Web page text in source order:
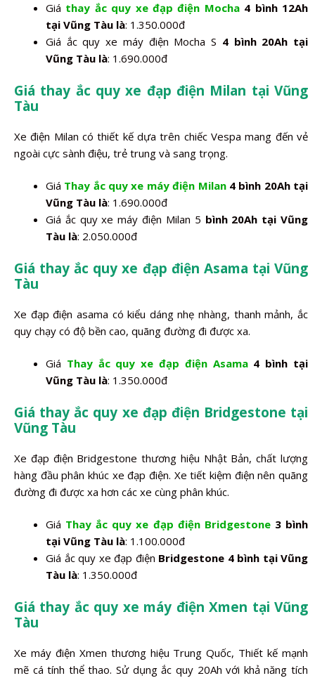
Giá thay ắc quy xe đạp điện Mocha4 bình 12Ah
tại Vũng Tàu là: 1.350.000đ
Giá ắc quy xe máy điện Mocha S 4 bình 20Ah tại
Vũng Tàu là: 1.690.000đ
Giá thay ắc quy xe đạp điện Milan tại Vũng
Tàu
Xe điện Milan có thiết kế dựa trên chiếc Vespa mang đến vẻ
ngoài cực sành điệu, trẻ trung và sang trọng.
Giá Thay ắc quy xe máy điện Milan4 bình 20Ah tại
Vũng Tàu là: 1.690.000đ
Giá ắc quy xe máy điện Milan 5 bình 20Ah tại Vũng
Tàu là: 2.050.000đ
Giá thay ắc quy xe đạp điện Asama tại Vũng
Tàu
Xe đạp điện asama có kiểu dáng nhẹ nhàng, thanh mảnh, ắc
quy chạy có độ bền cao, quãng đường đi được xa.
Giá Thay ắc quy xe đạp điện Asama4 bình tại
Vũng Tàu là: 1.350.000đ
Giá thay ắc quy xe đạp điện Bridgestone tại
Vũng Tàu
Xe đạp điện Bridgestone thương hiệu Nhật Bản, chất lượng
hàng đầu phân khúc xe đạp điện. Xe tiết kiệm điện nên quãng
đường đi được xa hơn các xe cùng phân khúc.
Giá Thay ắc quy xe đạp điện Bridgestone 3 bình
tại Vũng Tàu là: 1.100.000đ
Giá ắc quy xe đạp điện Bridgestone 4 bình tại Vũng
Tàu là: 1.350.000đ
Giá thay ắc quy xe máy điện Xmen tại Vũng
Tàu
Xe máy điện Xmen thương hiệu Trung Quốc, Thiết kế mạnh
mẽ cá tính thể thao. Sử dụng ắc quy 20Ah với khả năng tích